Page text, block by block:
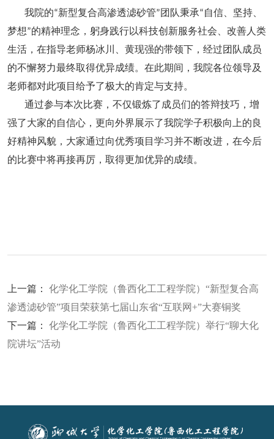
我院的“新型复合高渗透滤砂管”团队秉承“自信、坚持、
梦想”的精神理念，躬身践行以科技创新服务社会、改善人类
生活，在指导老师杨冰川、黄现强的带领下，经过团队成员
的不懈努力最终取得优异成绩。在此期间，我院各位领导及
老师都对此项目给予了极大的肯定与支持。
通过参与本次比赛，不仅锻炼了成员们的答辩技巧，增
强了大家的自信心，更向外界展示了我院学子积极向上的良
好精神风貌，大家通过向优秀项目学习并不断改进，在今后
的比赛中将再接再厉，取得更加优异的成绩。
上一篇： 化学化工学院（鲁西化工工程学院）“新型复合高
渗透滤砂管”项目荣获第七届山东省“互联网+”大赛铜奖
下一篇： 化学化工学院（鲁西化工工程学院）举行“聊大化
院讲坛”活动